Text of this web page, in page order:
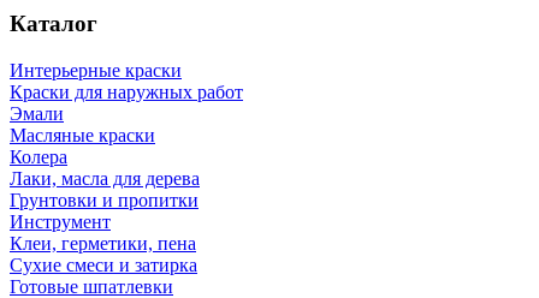
Каталог
Интерьерные краски
Краски для наружных работ
Эмали
Масляные краски
Колера
Лаки, масла для дерева
Грунтовки и пропитки
Инструмент
Клеи, герметики, пена
Сухие смеси и затирка
Готовые шпатлевки